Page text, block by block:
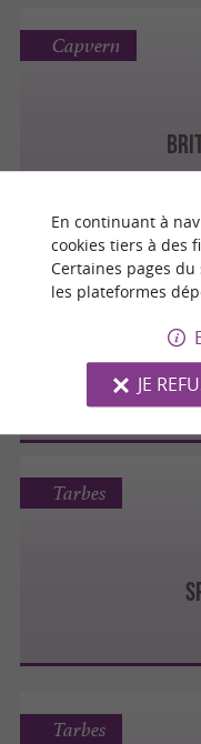
Capvern
Bernac-Debat
Tarbes
Tarbes
En continuant à
cookies tiers à des
Certaines pages
les plateformes
JE